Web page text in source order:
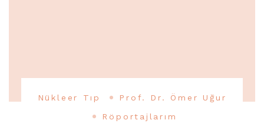
Nükleer Tıp
Prof. Dr. Ömer Uğur
Röportajlarım